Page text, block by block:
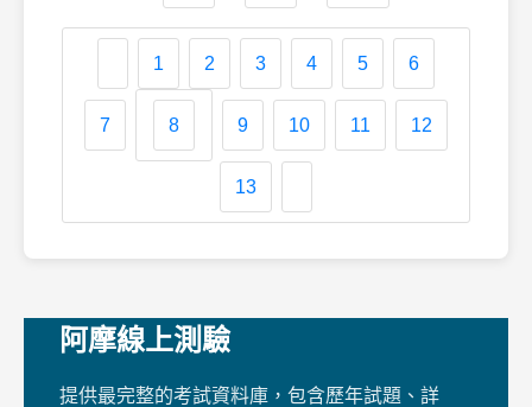
1 2 3 4 5 6
7 8 9 10 11 12
13
阿摩線上測驗
提供最完整的考試資料庫，包含歷年試題、詳